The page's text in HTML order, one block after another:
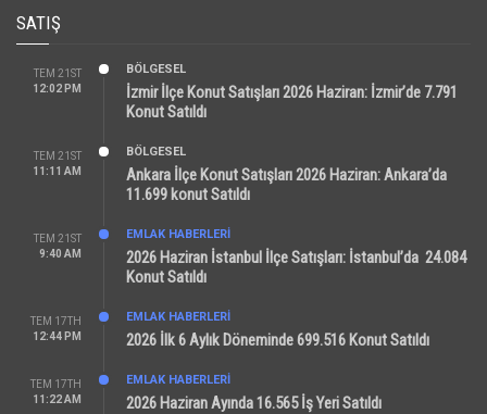
SATIŞ
TEM 21ST
12:02 PM
BÖLGESEL
İzmir İlçe Konut Satışları 2026 Haziran: İzmir’de 7.791
Konut Satıldı
TEM 21ST
11:11 AM
BÖLGESEL
Ankara İlçe Konut Satışları 2026 Haziran: Ankara’da
11.699 konut Satıldı
TEM 21ST
9:40 AM
EMLAK HABERLERI
2026 Haziran İstanbul İlçe Satışları: İstanbul’da 24.084
Konut Satıldı
TEM 17TH
12:44 PM
EMLAK HABERLERI
2026 İlk 6 Aylık Döneminde 699.516 Konut Satıldı
TEM 17TH
11:22 AM
EMLAK HABERLERI
2026 Haziran Ayında 16.565 İş Yeri Satıldı